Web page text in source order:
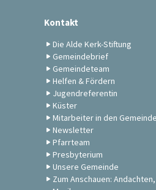
Kontakt
Die Alde Kerk-Stiftung
Gemeindebrief
Gemeindeteam
Helfen & Fördern
Jugendreferentin
Küster
Mitarbeiter in den
Newsletter
Pfarrteam
Presbyterium
Unsere Gemeinde
Zum Anschauen: